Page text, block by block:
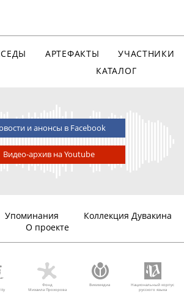
АРТЕФАКТЫ
УЧАСТНИКИ
КАТАЛОГ
и анонсы в Facebook
Видео-архив на Youtube
Упоминания
Коллекция Дувакина
О проекте
Фонд
Михаила Прохорова
Викимедиа
Национальный корпус
русского языка